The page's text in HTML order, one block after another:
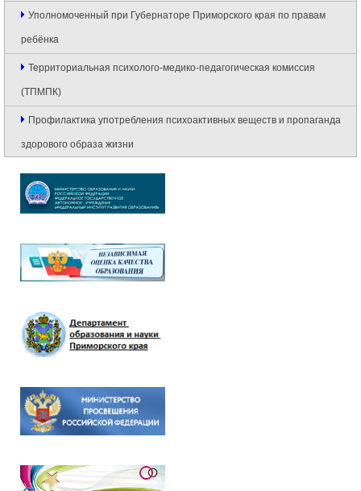
Уполномоченный при Губернаторе Приморского края по правам
ребёнка
Территориальная психолого-медико-педагогическая комиссия
(ТПМПК)
Профилактика употребления психоактивных веществ и пропаганда
здорового образа жизни